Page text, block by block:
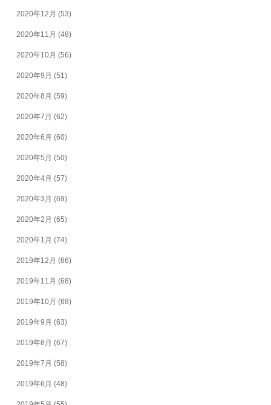
2020年12月 (53)
2020年11月 (48)
2020年10月 (56)
2020年9月 (51)
2020年8月 (59)
2020年7月 (62)
2020年6月 (60)
2020年5月 (50)
2020年4月 (57)
2020年3月 (69)
2020年2月 (65)
2020年1月 (74)
2019年12月 (66)
2019年11月 (68)
2019年10月 (68)
2019年9月 (63)
2019年8月 (67)
2019年7月 (58)
2019年6月 (48)